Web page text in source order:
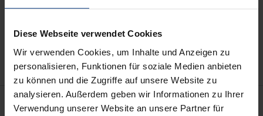
Diese Webseite verwendet Cookies
Wir verwenden Cookies, um Inhalte und Anzeigen zu
personalisieren, Funktionen für soziale Medien anbieten
zu können und die Zugriffe auf unsere Website zu
analysieren. Außerdem geben wir Informationen zu Ihrer
Verwendung unserer Website an unsere Partner für
Add to Cart
Description